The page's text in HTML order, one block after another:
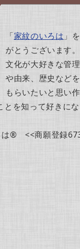
「家紋のいろは 」
がとうございます
文化が大好きな管
や由来、歴史など
もらいたいと思い
とを知って好きに
は® <<商願登録